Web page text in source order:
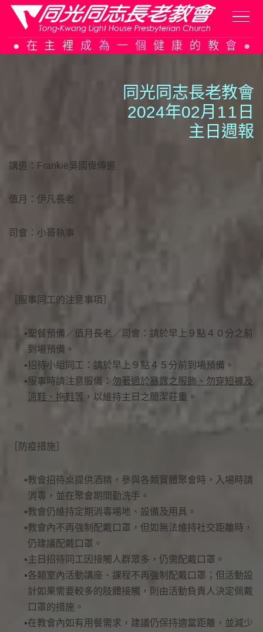
Skip
to
在主裡成為一個健康的教會
同光同志長老教會
2024年02月 11 日
主日週報
講道：Frankie吳國偉傳道
值月：伊凡長老
司會：小哥執事
［服事同工的注意事項］
聖餐預備／值月長老／司會：請於早上９點４０分之前
到場預備。
招待小組同工：請於早上９點４５分前到場預備。
服事時請注意服儀： 勿著過於暴露之服飾、勿穿短褲及
涼鞋、拖鞋等 ，以維持主日之簡潔莊重。
［防疫措施］
教會招待桌提供酒精，參與各類實體聚會時，入場時請
消毒，並在聚會期間勤洗手。
教會仍維持定期消毒場地、設備及用具。
教會內不再強制配戴口罩，但如無法維持社交距離時，
仍建議配戴口罩。
主日招待同工因接觸人群眾多，仍需配戴口罩。
各類室內活動講座、課程不再強制配戴口罩；但活動設
計如果需要較多的肢體接觸，則由活動負責人決定佩戴
口罩的措施。
在教會內如有用餐需求，建議仍保持適當距離，並減少